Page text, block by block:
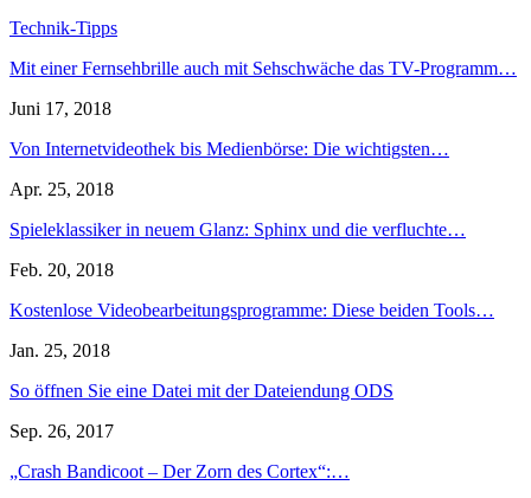
Technik-Tipps
Mit einer Fernsehbrille auch mit Sehschwäche das TV-Programm…
Juni 17, 2018
Von Internetvideothek bis Medienbörse: Die wichtigsten…
Apr. 25, 2018
Spieleklassiker in neuem Glanz: Sphinx und die verfluchte…
Feb. 20, 2018
Kostenlose Videobearbeitungsprogramme: Diese beiden Tools…
Jan. 25, 2018
So öffnen Sie eine Datei mit der Dateiendung ODS
Sep. 26, 2017
„Crash Bandicoot – Der Zorn des Cortex“:…